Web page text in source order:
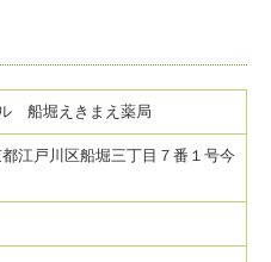
船堀えきまえ薬局
江戸川区船堀三丁目７番１号今